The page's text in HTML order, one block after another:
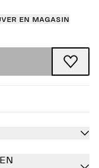
en magasin